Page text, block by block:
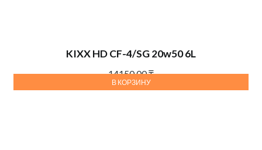
KIXX HD CF-4/SG 20w50 6L
14150,00₸
В КОРЗИНУ